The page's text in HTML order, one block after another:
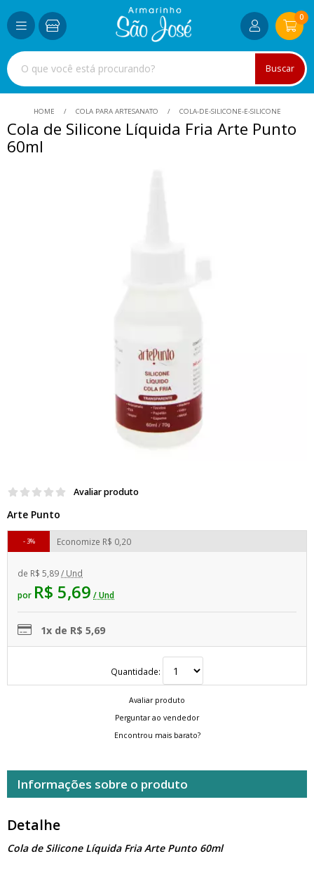
Buscar
0
HOME COLA PARA ARTESANATO COLA-DE-SILICONE-E-SILICONE
Cola de Silicone Líquida Fria Arte Punto
60ml
Avaliar produto
Arte Punto
de R$ 5,89/ Und
por R$ 5,69 / Und
Economize R$ 0,20
3%
1x de R$ 5,69
Quantidade:
Avaliar produto
Perguntar ao vendedor
Encontrou mais barato?
Informações sobre o produto
Detalhe
Cola de Silicone Líquida Fria Arte Punto 60ml